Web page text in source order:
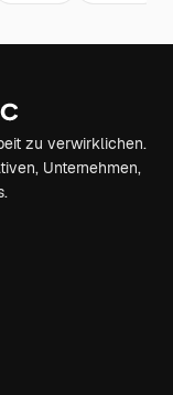
zu verwirklichen.
Unternehmen,